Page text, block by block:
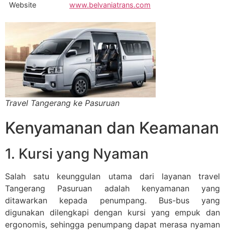
Website www.belvaniatrans.com
Travel Tangerang ke Pasuruan
Kenyamanan dan Keamanan
1. Kursi yang Nyaman
Salah satu keunggulan utama dari layanan travel
Tangerang Pasuruan adalah kenyamanan yang
ditawarkan kepada penumpang. Bus-bus yang
digunakan dilengkapi dengan kursi yang empuk dan
ergonomis, sehingga penumpang dapat merasa nyaman